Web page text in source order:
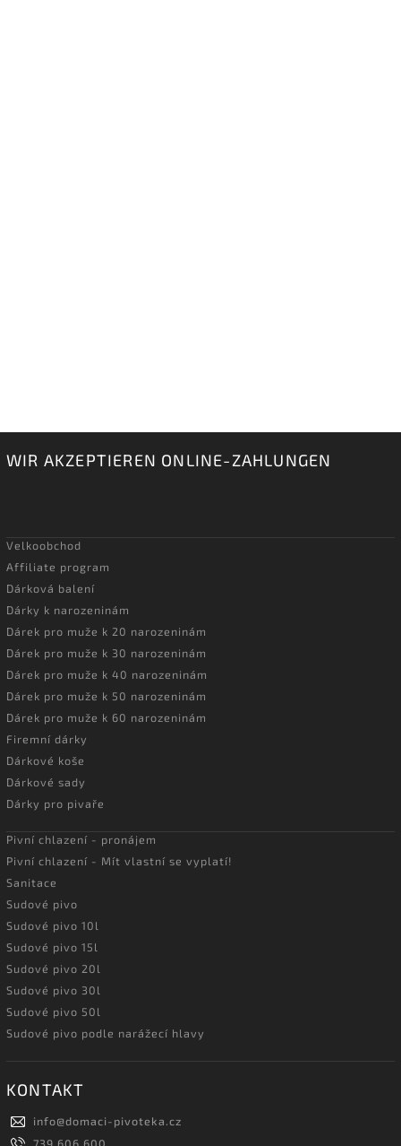
WIR AKZEPTIEREN ONLINE-ZAHLUNGEN
Velkoobchod
Affiliate program
Dárková balení
Dárky k narozeninám
Dárek pro muže k 20 narozeninám
Dárek pro muže k 30 narozeninám
Dárek pro muže k 40 narozeninám
Dárek pro muže k 50 narozeninám
Dárek pro muže k 60 narozeninám
Firemní dárky
Dárkové koše
Dárkové sady
Dárky pro pivaře
Pivní chlazení - pronájem
Pivní chlazení - Mít vlastní se vyplatí!
Sanitace
Sudové pivo
Sudové pivo 10l
Sudové pivo 15l
Sudové pivo 20l
Sudové pivo 30l
Sudové pivo 50l
Sudové pivo podle narážecí hlavy
KONTAKT
info@domaci-pivoteka.cz